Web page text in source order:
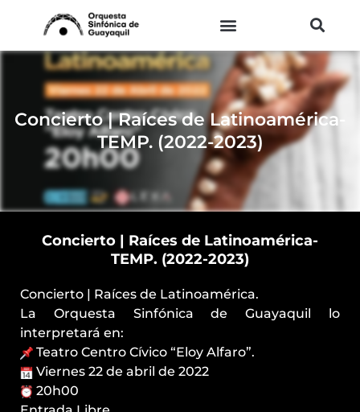
contenido
Concierto | Raíces de Latinoamérica-
TEMP. (2022-2023)
Concierto | Raíces de Latinoamérica-
TEMP. (2022-2023)
Concierto | Raíces de Latinoamérica.
La Orquesta Sinfónica de Guayaquil lo
interpretará en:
Teatro Centro Cívico “Eloy Alfaro”.
Viernes 22 de abril de 2022
20h00